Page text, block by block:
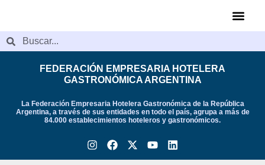
FEDERACIÓN EMPRESARIA HOTELERA
GASTRONÓMICA ARGENTINA
La Federación Empresaria Hotelera Gastronómica de la República
Argentina, a través de sus entidades en todo el país, agrupa a más de
84.000 establecimientos hoteleros y gastronómicos.